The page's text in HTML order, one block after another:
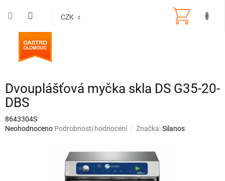
CZK
Dvouplášťová myčka skla DS G35-20-
DBS
8643304S
Průměrné
Neohodnoceno Podrobnosti hodnocení Značka:Silanos